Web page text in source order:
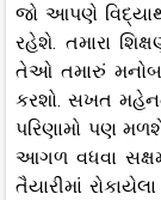
જો આપણે
રહેશે. તમારા
તેઓ તમારું
કરશો. સખત
પરિણામો પણ
આગળ વધવા સક્ષમ
તૈયારીમાં